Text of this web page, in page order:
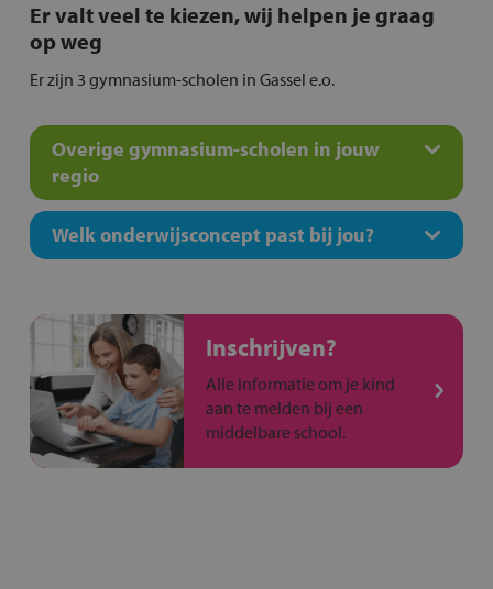
Er valt veel te kiezen, wij helpen je graag
op weg
Er zijn 3 gymnasium-scholen in Gassel e.o.
Overige gymnasium-scholen in jouw
regio
Welk onderwijsconcept past bij jou?
Inschrijven?
Alle informatie om je kind
aan te melden bij een
middelbare school.